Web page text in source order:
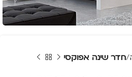
חדר שינה אפוקסי